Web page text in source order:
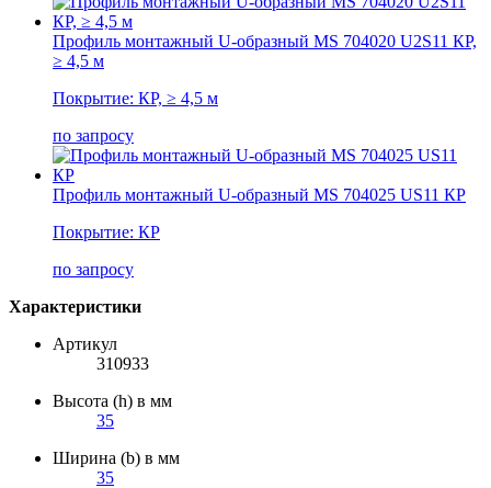
Профиль монтажный U-образный MS 704020 U2S11 КР,
≥ 4,5 м
Покрытие: КР, ≥ 4,5 м
по запросу
Профиль монтажный U-образный MS 704025 US11 КР
Покрытие: КР
по запросу
Характеристики
Артикул
310933
Высота (h) в мм
35
Ширина (b) в мм
35